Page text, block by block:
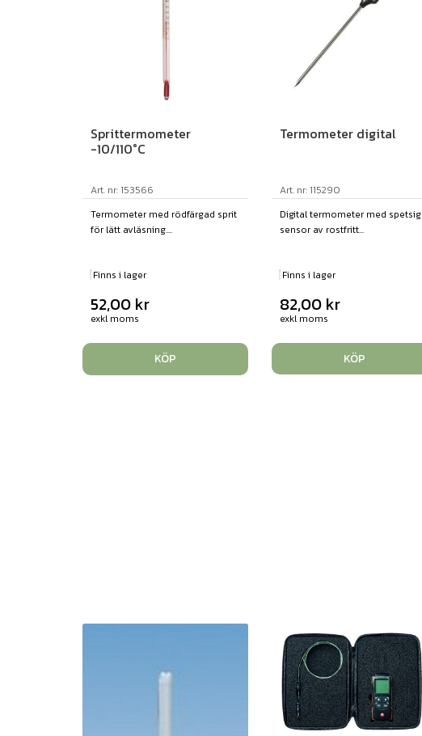
Sprittermometer
-10/110°C
Art. nr: 153566
Termometer med rödfärgad sprit
för lätt avläsning....
Finns i lager
52,00 kr
exkl moms
KÖP
Termometer digital
Art. nr: 115290
Digital termometer med spetsig
sensor av rostfritt...
Finns i lager
82,00 kr
exkl moms
KÖP